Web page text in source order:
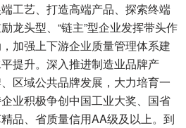
工艺、打造高端产品、探索终端
龙头型、“链主”型企业发挥带头作
加强上下游企业质量管理体系建
提升。深入推进制造业品牌产
区域公共品牌发展，大力培育一
业积极争创中国工业大奖、国省
品、省质量信用AA级及以上。到